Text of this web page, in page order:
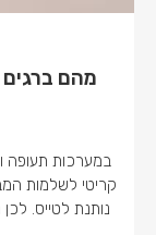
מהם
במערכות תעופה
קריטי לשלמות
נותנת לטייס.